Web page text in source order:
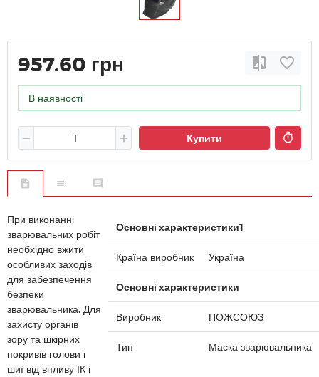
957.60 грн
В наявності
Купити
При виконанні
зварювальних робіт
необхідно вжити
особливих заходів
для забезпечення
безпеки
зварювальника. Для
захисту органів
зору та шкірних
покривів голови і
шиї від впливу ІК і
Основні характеристики1
Країна виробник Україна
Основні характеристики
Виробник ПОЖСОЮЗ
Тип Маска зварювальника